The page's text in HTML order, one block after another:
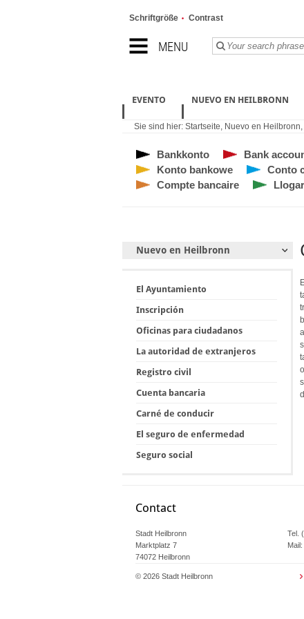
MENU
Schriftgröße Contrast
EVENTO NUEVO EN HEILBRONN
Sie sind hier: Startseite, Nuevo en Heilbronn,
Bankkonto Bank
Konto bankowe
Conto
Compte bancaire
Nuevo en Heilbronn
El Ayuntamiento
Inscripción
Oficinas para ciudadanos
La autoridad de extranjeros
Registro civil
Cuenta bancaria
Carné de conducir
El seguro de enfermedad
Seguro social
Contact
Stadt Heilbronn
Marktplatz 7
74072 Heilbronn
Tel.
Mail:
© 2026 Stadt Heilbronn